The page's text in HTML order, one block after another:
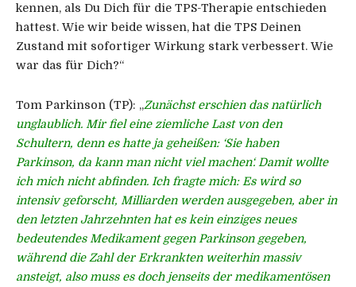
kennen, als Du Dich für die TPS-Therapie entschieden
hattest. Wie wir beide wissen, hat die TPS Deinen
Zustand mit sofortiger Wirkung stark verbessert. Wie
war das für Dich?“
Tom Parkinson (TP): „Zunächst erschien das natürlich
unglaublich. Mir fiel eine ziemliche Last von den
Schultern, denn es hatte ja geheißen: ‘Sie haben
Parkinson, da kann man nicht viel machen‘. Damit wollte
ich mich nicht abfinden. Ich fragte mich: Es wird so
intensiv geforscht, Milliarden werden ausgegeben, aber in
den letzten Jahrzehnten hat es kein einziges neues
bedeutendes Medikament gegen Parkinson gegeben,
während die Zahl der Erkrankten weiterhin massiv
ansteigt, also muss es doch jenseits der medikamentösen